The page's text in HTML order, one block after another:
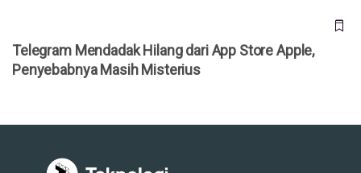
Telegram Mendadak Hilang dari App Store Apple,
Penyebabnya Masih Misterius